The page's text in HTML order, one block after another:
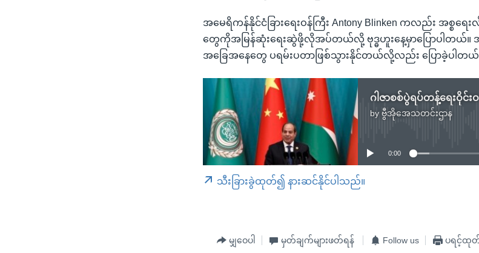
အမေရိကန်နိုင်ငံခြားရေးဝန်ကြီး Antony Blinken ကလည်း အစ္
တွေကိုအမြန်ဆုံးရေးဆွဲဖို့လိုအပ်တယ်လို့ ဗုဒ္ဓဟူးနေ့မှာပြောပါတယ်
အခြေအနေတွေ ပရမ်းပတာဖြစ်သွားနိုင်တယ်လို့လည်း ပြောခဲ့ပါတယ်
byဗွီအိုအေသတင်းဌာန
No media source currently
0:00
သီးခြားခွဲထုတ်၍ နားဆင်နိုင်ပါသည်။
မျှဝေပါ မှတ်ချက်များဖတ်ရန် Follow us ပရင့်ထု